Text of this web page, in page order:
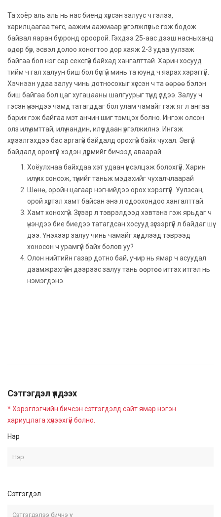
Та хоёр аль аль нь нас биенд хүрсэн залуус ч гэлээ,
харилцаагаа төгс, аажим аажмаар үргэлжлүүлье гэж бодож
байвал яаран бүү оронд ороорой. Гэхдээ 25-аас дээш насныханд
өдөр бүр, эсвэл долоо хоногтоо дор хаяж 2-3 удаа уулзаж
байгаа бол нэг сар сексгүй байхад хангалттай. Харин хосууд
тийм ч гал халуун биш бол бүсгүй минь та юунд ч яарах хэрэггүй.
Хэчнээн удаа залуу чинь дотносохыг хүссэн ч та өөрөө бэлэн
биш байгаа бол цаг хугацааны шалгуурыг түүнд үлдээ. Залуу ч
гэсэн үнэндээ чамд татагддаг бол улам чамайг гэж яг л ангаа
барих гэж байгаа мэт анчин шиг тэмцэх болно. Ингэж олсон
олз илүү амттай, илүү нандин, илүү удаан үргэлжилнэ. Ингэж
хүлээлгэхдээ бас аргагүй байдалд орохгүй байх чухал. Эвгүй
байдалд орохгүй хэдэн дүрмийг бичээд аваарай.
Хоёулхнаа байхдаа хэт удаан үнсэлцэж болохгүй. Харин
илүү их сонсож, түүнийг таньж мэдэхийг чухалчлаарай
Шөнө, оройн цагаар нэгнийдээ орох хэрэггүй. Уулзсан,
орой хүртэл хамт байсан энэ л одоохондоо хангалттай.
Хамт хонохгүй. Зүгээр л тэврэлдээд хэвтэнэ гэж ярьдаг ч
үнэндээ бие биедээ татагдсан хосууд зүгээргүй л байдаг шүү
дээ. Үнэхээр залуу чинь чамайг хүндлээд тэврээд
хоносон ч урамгүй байх болов уу?
Олон нийтийн газар дотно бай, учир нь ямар ч асуудал
даамжрахгүйн дээрээс залуу тань өөртөө итгэх итгэл нь
нэмэгдэнэ.
Сэтгэгдэл үлдээх
* Хэрэглэгчийн бичсэн сэтгэгдэлд сайт ямар нэгэн
хариуцлага хүлээхгүй болно.
Нэр
Сэтгэгдэл